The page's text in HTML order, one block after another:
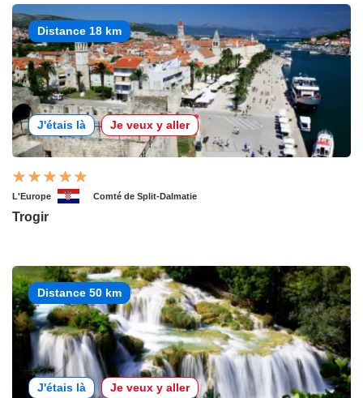
Distance 18 km
J'étais là Je veux y aller
L'Europe Comté de Split-Dalmatie
Trogir
Distance 50 km
J'étais là Je veux y aller